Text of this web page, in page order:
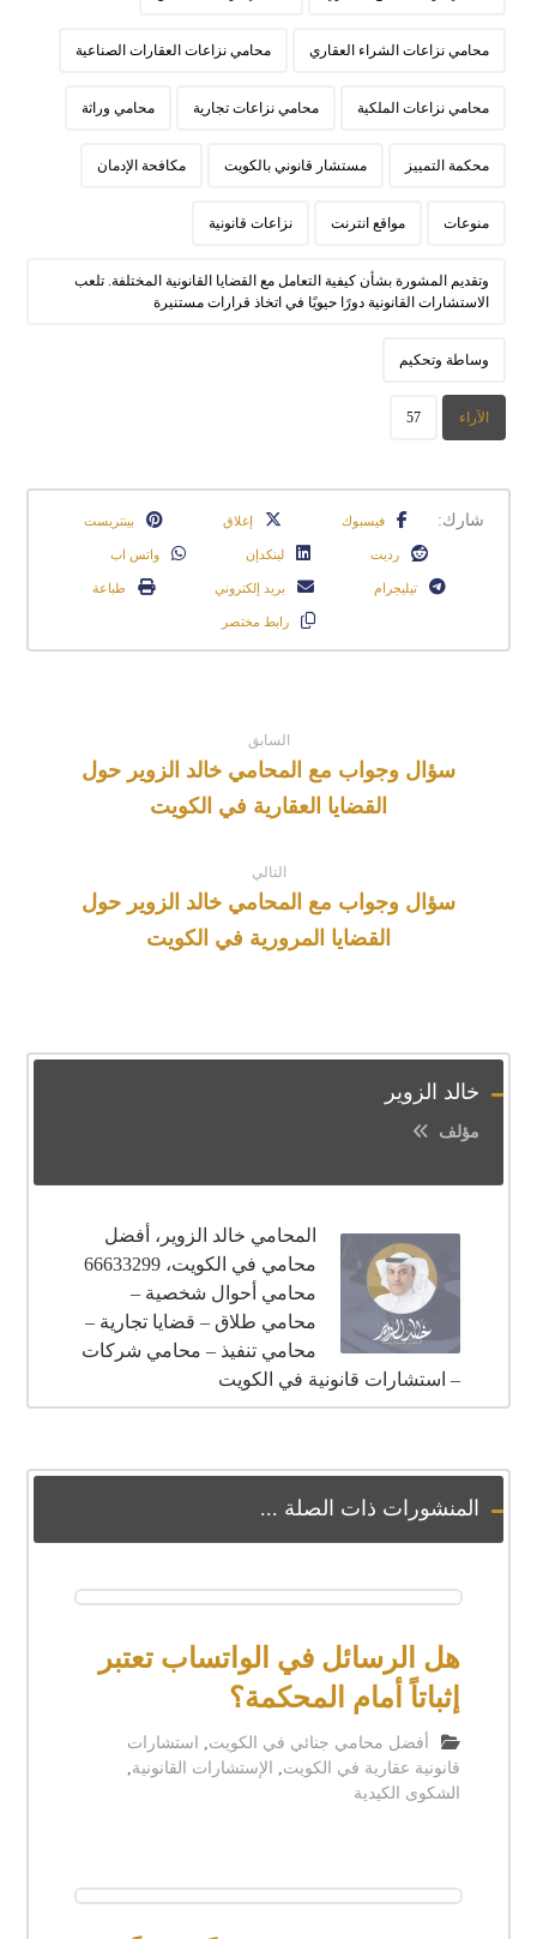
محامي نزاعات الشراء العقاري محامي نزاعات العقارات الصناعية
محامي نزاعات الملكية محامي نزاعات تجارية محامي وراثة
محكمة التمييز مستشار قانوني بالكويت مكافحة الإدمان
منوعات مواقع انترنت نزاعات قانونية
وتقديم المشورة بشأن كيفية التعامل مع القضايا القانونية المختلفة. تلعب
الاستشارات القانونية دورًا حيويًا في اتخاذ قرارات مستنيرة
وساطة وتحكيم
الآراء 57
فيسبوك إغلاق بينتريست
رديت لينكدإن واتس اب
تيليجرام بريد إلكتروني طباعة
رابط مختصر
السابق
سؤال وجواب مع المحامي خالد الزوير حول
القضايا العقارية في الكويت
التالي
سؤال وجواب مع المحامي خالد الزوير حول
القضايا المرورية في الكويت
خالد الزوير
مؤلف
المحامي خالد الزوير، أفضل
محامي في الكويت، 66633299
محامي أحوال شخصية –
محامي طلاق – قضايا تجارية –
محامي تنفيذ – محامي شركات
– استشارات قانونية في الكويت
المنشورات ذات الصلة ...
هل الرسائل في الواتساب تعتبر
إثباتاً أمام المحكمة؟
أفضل محامي جنائي في الكويت
استشارات
قانونية عقارية في الكويت
الإستشارات القانونية
الشكوى الكيدية